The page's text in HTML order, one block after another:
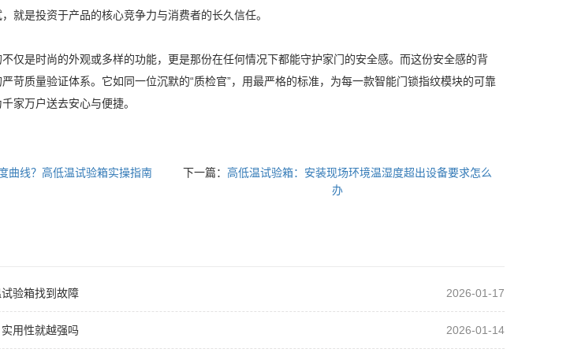
就是投资于产品的核心竞争力与消费者的长久信任。
仅是时尚的外观或多样的功能，更是那份在任何情况下都能守护家门的安全感。而这份安全感的背
苛质量验证体系。它如同一位沉默的“质检官”，用最严格的标准，为每一款智能门锁指纹模块的可靠
家万户送去安心与便捷。
曲线？高低温试验箱实操指南 下一篇：高低温试验箱：安装现场环境温湿度超出设备要求怎么
办
验箱找到故障 2026-01-17
用性就越强吗 2026-01-14